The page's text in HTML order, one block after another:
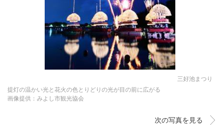
三好池まつり
提灯の温かい光と花火の色とりどりの光が目の前に広がる
画像提供：みよし市観光協会
次の写真を見る